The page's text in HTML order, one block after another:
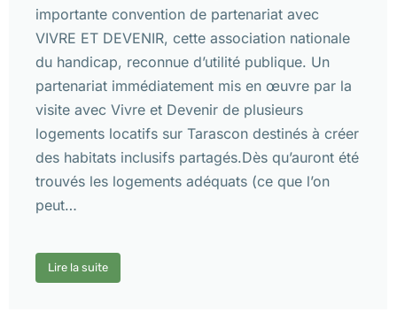
importante convention de partenariat avec
VIVRE ET DEVENIR, cette association nationale
du handicap, reconnue d’utilité publique. Un
partenariat immédiatement mis en œuvre par la
visite avec Vivre et Devenir de plusieurs
logements locatifs sur Tarascon destinés à créer
des habitats inclusifs partagés.Dès qu’auront été
trouvés les logements adéquats (ce que l’on
peut…
Lire la suite